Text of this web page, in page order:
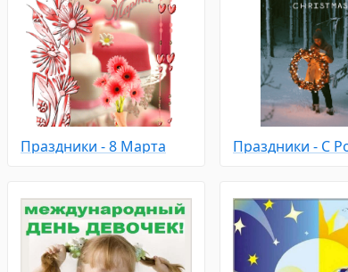
Праздники - 8 Марта